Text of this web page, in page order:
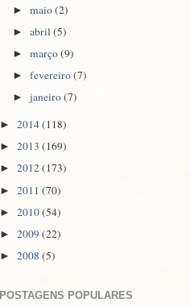
►maio(2)
►abril(5)
►março(9)
►fevereiro(7)
►janeiro(7)
► 2014(118)
► 2013 (169)
► 2012(173)
► 2011 (70)
► 2010(54)
► 2009(22)
► 2008 (5)
POSTAGENS POPULARES